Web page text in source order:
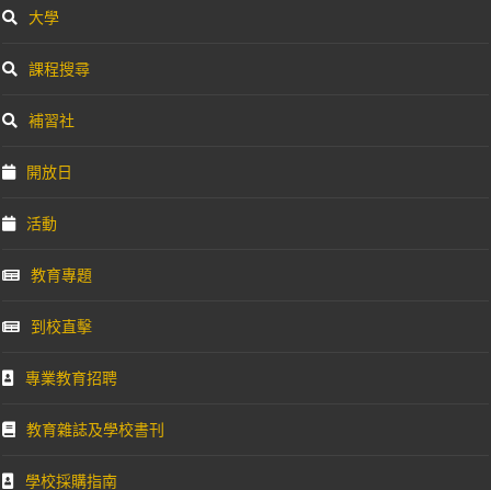
大學
課程搜尋
補習社
開放日
活動
教育專題
到校直擊
專業教育招聘
教育雜誌及學校書刊
學校採購指南